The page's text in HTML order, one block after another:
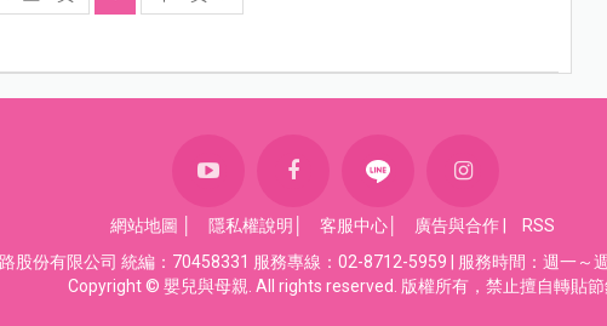
網站地圖 隱私權說明 客服中心 廣告與合作
RSS
股份有限公司 統編：70458331 服務專線：02-8712-5959 | 服務時間：週一～
Copyright © 嬰兒與母親. All rights reserved. 版權所有，禁止擅自轉貼